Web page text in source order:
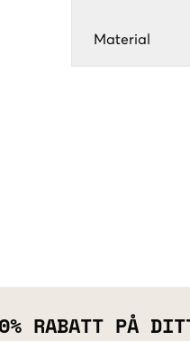
Material
RABATT PÅ